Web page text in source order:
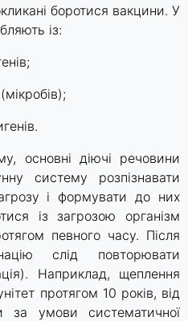
боротися вакцини. У
із:
основні діючі речовини
систему розпізнавати
і формувати до них
із загрозою організм
певного часу. Після
слід повторювати
Наприклад, щеплення
протягом 10 років, від
умови систематичної